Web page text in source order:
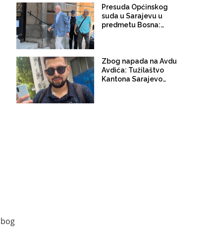
predstavljali se kao
maloljetna lica
Presuda Općinskog
suda u Sarajevu u
predmetu Bosna:
Zbog napada na Avdu
Avdića: Tužilaštvo
Kantona Sarajevo